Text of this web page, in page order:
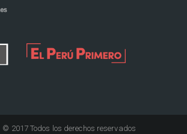
© 2017 Todos los derechos reservados